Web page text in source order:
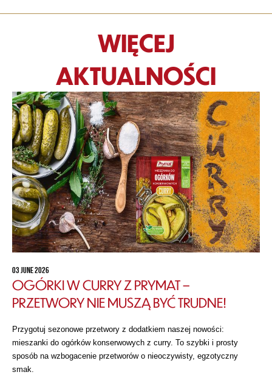
WIĘCEJ
AKTUALNOŚCI
03 JUNE 2026
OGÓRKI W CURRY Z PRYMAT –
PRZETWORY NIE MUSZĄ BYĆ TRUDNE!
Przygotuj sezonowe przetwory z dodatkiem naszej nowości:
mieszanki do ogórków konserwowych z curry. To szybki i prosty
sposób na wzbogacenie przetworów o nieoczywisty, egzotyczny
smak.